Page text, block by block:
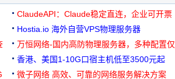
ClaudeAPI：Claude稳定直连，企业可开票
Hostia.io 海外自营VPS物理服务器
万恒网络-国内高防物理服务器，多种配置仅
99元/月起
香港、美国1-10G口宿主机低至3500元起
微子网络 高效、可靠的网络服务解决方案